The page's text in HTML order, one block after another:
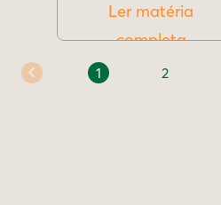
Ler matéria
completa
1 2